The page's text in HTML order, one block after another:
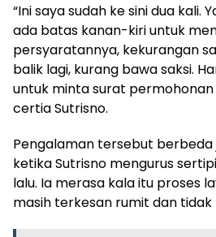
“Ini saya sudah ke sini dua kali.
ada batas kanan-kiri untuk
persyaratannya, kekurangan
balik lagi, kurang bawa saksi.
untuk minta surat permohonan
certia Sutrisno.
Pengalaman tersebut berbeda
ketika Sutrisno mengurus
lalu. Ia merasa kala itu proses
masih terkesan rumit dan